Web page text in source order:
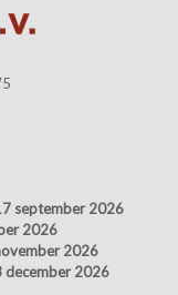
september 2026
2026
2026
december 2026